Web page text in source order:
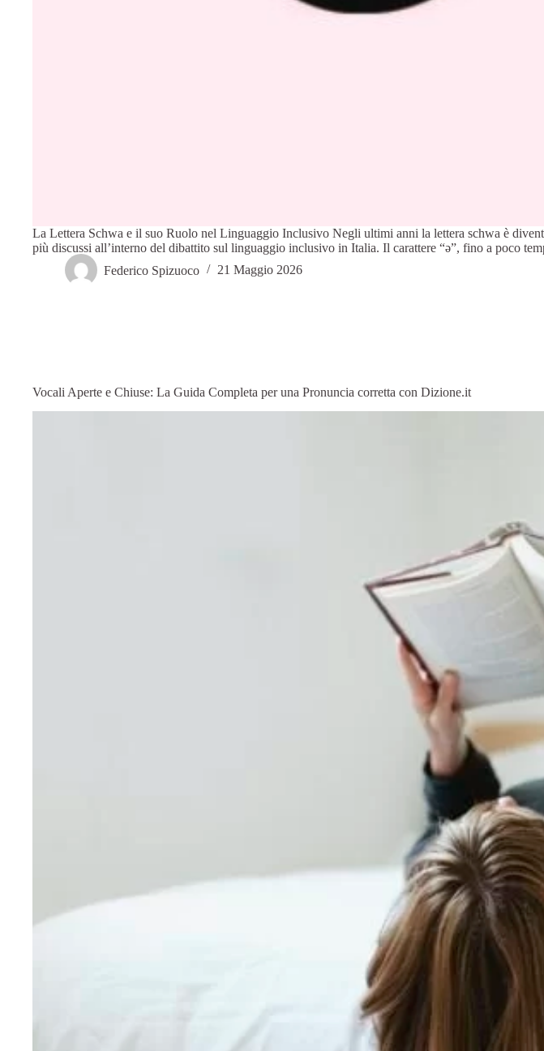
La Lettera Schwa e il suo Ruolo nel Linguaggio Inclusivo Negli ultimi anni la lettera schwa è
più discussi all’interno del dibattito sul linguaggio inclusivo in Italia. Il carattere “ə”, fino a poco
Federico Spizuoco
21 Maggio 2026
Vocali Aperte e Chiuse: La Guida Completa per una Pronuncia corretta con Dizione.it